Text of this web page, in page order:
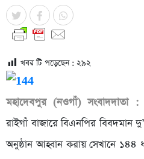
খবর টি পড়েছেন : ২৯২
মহাদেবপুর (নওগাঁ) সংবাদদাতা :
রাইগাঁ বাজারে বিএনপির বিবদমান
অনুষ্ঠান আহ্বান করায় সেখানে ১৪৪